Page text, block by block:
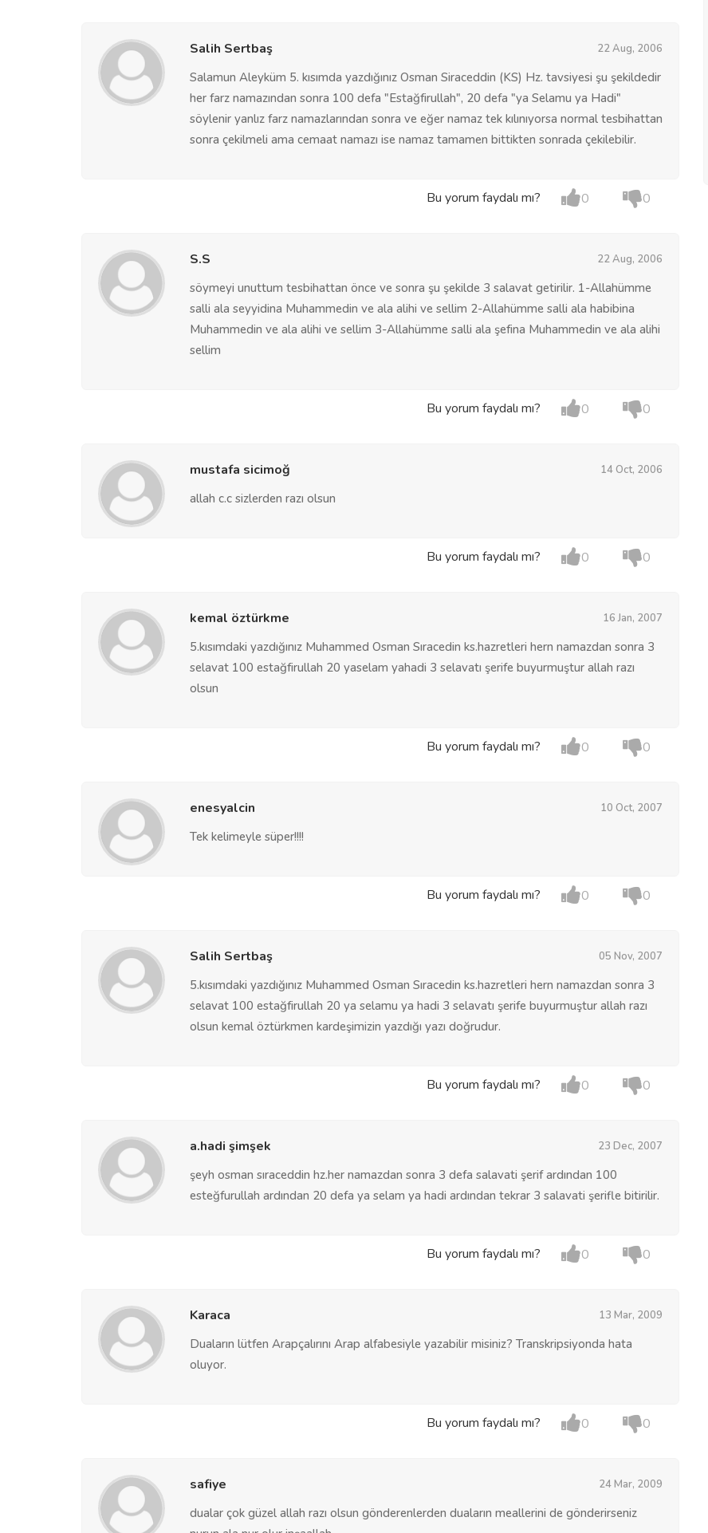
Salih Sertbaş 22 Aug, 2006
Salamun Aleyküm 5. kısımda yazdığınız Osman Siraceddin (KS) Hz. tavsiyesi şu şekildedir
her farz namazından sonra 100 defa "Estağfirullah", 20 defa "ya Selamu ya Hadi"
söylenir yanlız farz namazlarından sonra ve eğer namaz tek kılınıyorsa normal tesbihattan
sonra çekilmeli ama cemaat namazı ise namaz tamamen bittikten sonrada çekilebilir.
Bu yorum faydalı mı? 0 0
S.S 22 Aug, 2006
söymeyi unuttum tesbihattan önce ve sonra şu şekilde 3 salavat getirilir. 1-Allahümme
salli ala seyyidina Muhammedin ve ala alihi ve sellim 2-Allahümme salli ala habibina
Muhammedin ve ala alihi ve sellim 3-Allahümme salli ala şefina Muhammedin ve ala alihi
sellim
Bu yorum faydalı mı? 0 0
mustafa sicimoğ 14 Oct, 2006
allah c.c sizlerden razı olsun
Bu yorum faydalı mı? 0 0
kemal öztürkme 16 Jan, 2007
5.kısımdaki yazdığınız Muhammed Osman Sıracedin ks.hazretleri hern namazdan sonra 3
selavat 100 estağfirullah 20 yaselam yahadi 3 selavatı şerife buyurmuştur allah razı
olsun
Bu yorum faydalı mı? 0 0
enesyalcin 10 Oct, 2007
Tek kelimeyle süper!!!!
Bu yorum faydalı mı? 0 0
Salih Sertbaş 05 Nov, 2007
5.kısımdaki yazdığınız Muhammed Osman Sıracedin ks.hazretleri hern namazdan sonra 3
selavat 100 estağfirullah 20 ya selamu ya hadi 3 selavatı şerife buyurmuştur allah razı
olsun kemal öztürkmen kardeşimizin yazdığı yazı doğrudur.
Bu yorum faydalı mı? 0 0
a.hadi şimşek 23 Dec, 2007
şeyh osman sıraceddin hz.her namazdan sonra 3 defa salavati şerif ardından 100
esteğfurullah ardından 20 defa ya selam ya hadi ardından tekrar 3 salavati şerifle bitirilir.
Bu yorum faydalı mı? 0 0
Karaca 13 Mar, 2009
Duaların lütfen Arapçalırını Arap alfabesiyle yazabilir misiniz? Transkripsiyonda hata
oluyor.
Bu yorum faydalı mı? 0 0
safiye 24 Mar, 2009
dualar çok güzel allah razı olsun gönderenlerden duaların meallerini de gönderirseniz